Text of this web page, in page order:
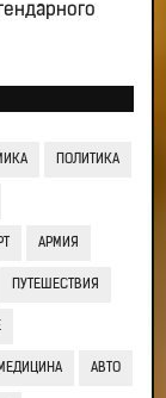
ПОЛИТИКА
АРМИЯ
ПУТЕШЕСТВИЯ
МЕДИЦИНА АВТО